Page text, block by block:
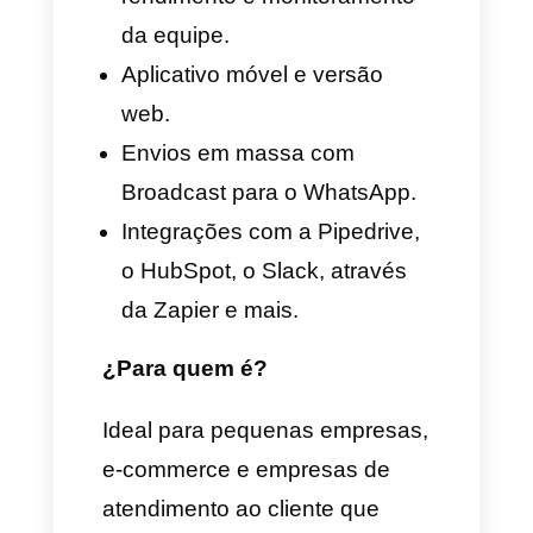
cliente que procuram centralizar
conversas do WhatsApp,
Instagram, Facebook
Messenger, Telegram e web
chat num só lugar.
Funções destacadas
Bandeja de entrada
multicanal.
Atribuição automática de